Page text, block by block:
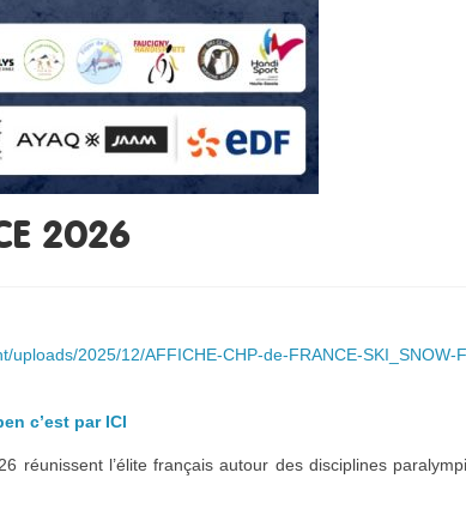
2026
uploads/2025/12/AFFICHE-CHP-de-FRANCE-SKI_SNOW-
c’est par ICI
réunissent l’élite français autour des disciplines